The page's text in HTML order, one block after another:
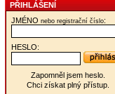
PŘIHLÁŠENÍ
JMÉNO nebo registrační číslo:
HESLO:
Zapomněl jsem heslo.
Chci získat plný přístup.